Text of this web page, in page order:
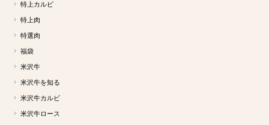
特上カルビ
特上肉
特選肉
福袋
米沢牛
米沢牛を知る
米沢牛カルビ
米沢牛ロース